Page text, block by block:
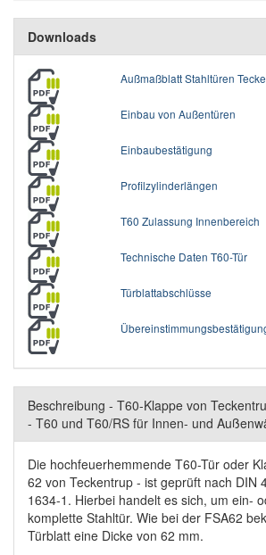
Downloads
Außmaßblatt Stahltüren
Einbau von Außentüren
Einbaubestätigung
Profilzylinderlängen
T60 Zulassung Innenbereich
Technische Daten T60-Tür
Türblattabschlüsse
Beschreibung - T60-Klappe von
- T60 und T60/RS für Innen- und
Die hochfeuerhemmende T60-Tür oder
62 von Teckentrup - ist geprüft nach DIN
1634-1. Hierbei handelt es sich, um ein-
komplette Stahltür. Wie bei der FSA62
Türblatt eine Dicke von 62 mm.